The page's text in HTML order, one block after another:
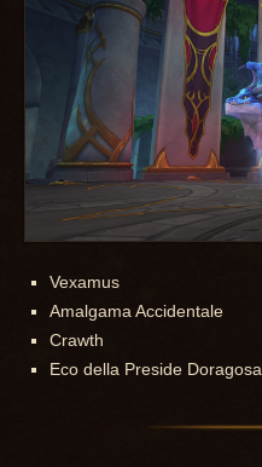
Vexamus
Amalgama Accidentale
Crawth
Eco della Preside Doragosa